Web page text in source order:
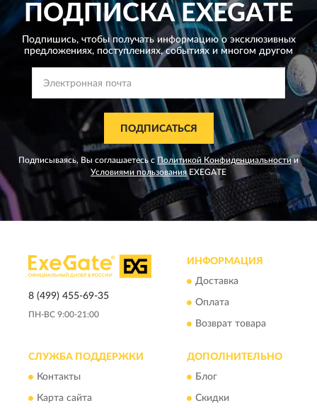
ПОДПИСКАEXEGATE
Подпишись, чтобы получать информацию о эксклюзивных
предложениях, поступлениях, событиях и многом другом
ПОДПИСАТЬСЯ
Подписываясь, Вы соглашаетесь сПолитикой Конфиденциальности и
Условиями пользованияEXEGATE
8 (499) 455-69-35
ПН-ВС 9:00-21:00
ИНФОРМАЦИЯ
Доставка
Оплата
Возврат товара
СЛУЖБА ПОДДЕРЖКИ
Контакты
Карта сайта
ДОПОЛНИТЕЛЬНО
Блог
Скидки